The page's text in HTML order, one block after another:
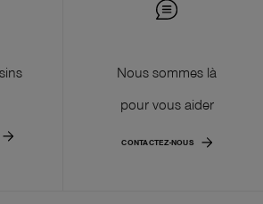
Nous sommes là
pour vous aider
CONTACTEZ-NOUS